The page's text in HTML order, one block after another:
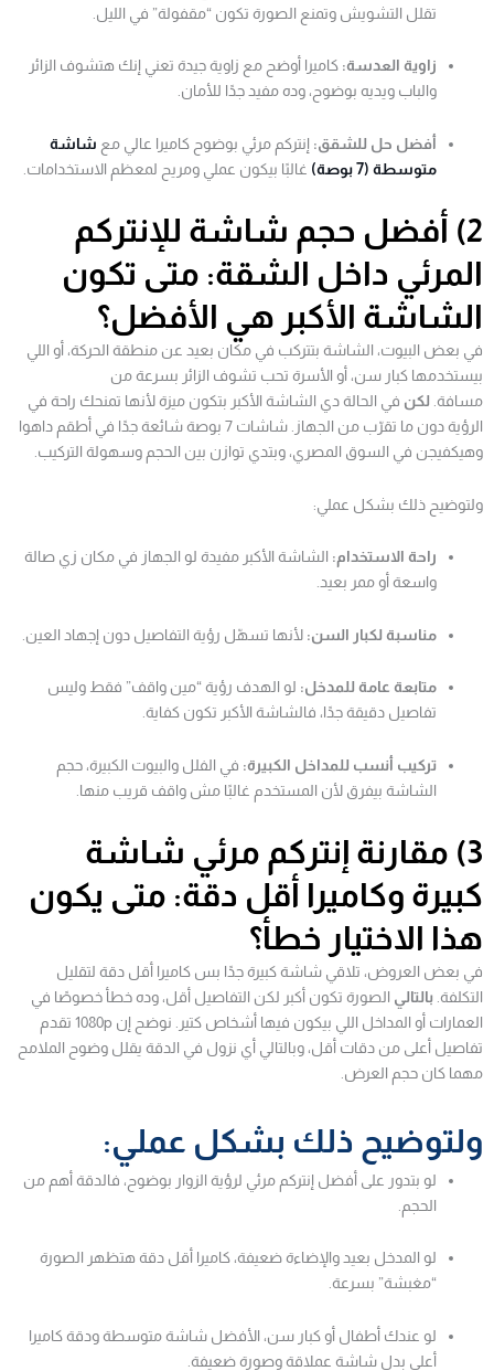
تقلل التشويش وتمنع الصورة تكون “مقفولة” في الليل.
زاوية العدسة: كاميرا أوضح مع زاوية جيدة تعني إنك هتشوف الزائر
والباب ويديه بوضوح، وده مفيد جدًا للأمان.
أفضل حل للشقق: إنتركم مرئي بوضوح كاميرا عالي مع شاشة
متوسطة (7 بوصة)
غالبًا بيكون عملي ومريح لمعظم الاستخدامات.
2) أفضل حجم شاشة للإنتركم
المرئي داخل الشقة: متى تكون
الشاشة الأكبر هي الأفضل؟
في بعض البيوت، الشاشة بتتركب في مكان بعيد عن منطقة الحركة، أو اللي
بيستخدمها كبار سن، أو الأسرة تحب تشوف الزائر بسرعة من
مسافة. لكن في الحالة دي الشاشة الأكبر بتكون ميزة لأنها تمنحك راحة في
الرؤية دون ما تقرّب من الجهاز. شاشات 7 بوصة شائعة جدًا في أطقم داهوا
وهيكفيجن في السوق المصري، وبتدي توازن بين الحجم وسهولة التركيب.
ولتوضيح ذلك بشكل عملي:
راحة الاستخدام: الشاشة الأكبر مفيدة لو الجهاز في مكان زي صالة
واسعة أو ممر بعيد.
مناسبة لكبار السن: لأنها تسهّل رؤية التفاصيل دون إجهاد العين.
متابعة عامة للمدخل: لو الهدف رؤية “مين واقف” فقط وليس
تفاصيل دقيقة جدًا، فالشاشة الأكبر تكون كفاية.
تركيب أنسب للمداخل الكبيرة: في الفلل والبيوت الكبيرة، حجم
الشاشة بيفرق لأن المستخدم غالبًا مش واقف قريب منها.
3) مقارنة إنتركم مرئي شاشة
كبيرة وكاميرا أقل دقة: متى يكون
هذا الاختيار خطأ؟
في بعض العروض، تلاقي شاشة كبيرة جدًا بس كاميرا أقل دقة لتقليل
التكلفة. بالتالي الصورة تكون أكبر لكن التفاصيل أقل، وده خطأ خصوصًا في
العمارات أو المداخل اللي بيكون فيها أشخاص كتير. نوضح إن 1080p تقدم
تفاصيل أعلى من دقات أقل، وبالتالي أي نزول في الدقة يقلل وضوح الملامح
مهما كان حجم العرض.
ولتوضيح ذلك بشكل عملي:
لو بتدور على أفضل إنتركم مرئي لرؤية الزوار بوضوح، فالدقة أهم من
الحجم.
لو المدخل بعيد والإضاءة ضعيفة، كاميرا أقل دقة هتظهر الصورة
“مغبشة” بسرعة.
لو عندك أطفال أو كبار سن، الأفضل شاشة متوسطة ودقة كاميرا
أعلى بدل شاشة عملاقة وصورة ضعيفة.